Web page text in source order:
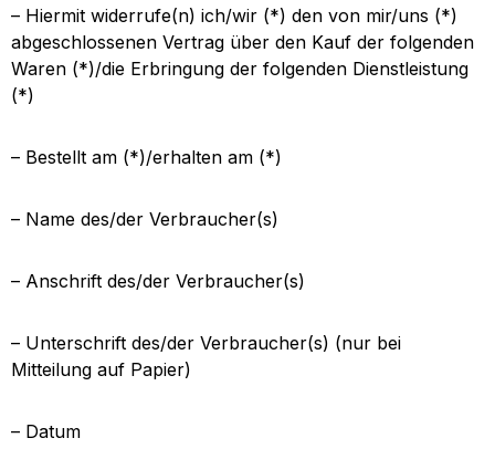
– Hiermit widerrufe(n) ich/wir (*) den von mir/uns (*)
abgeschlossenen Vertrag über den Kauf der folgenden
Waren (*)/die Erbringung der folgenden Dienstleistung
(*)
– Bestellt am (*)/erhalten am (*)
– Name des/der Verbraucher(s)
– Anschrift des/der Verbraucher(s)
– Unterschrift des/der Verbraucher(s) (nur bei
Mitteilung auf Papier)
– Datum